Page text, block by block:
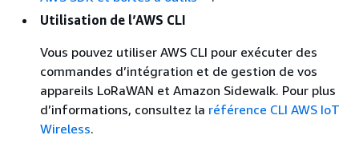
Utilisation de l’AWS CLI
Vous pouvez utiliser AWS CLI pour exécuter des
commandes d’intégration et de gestion de vos
appareils LoRaWAN et Amazon Sidewalk. Pour plus
d’informations, consultez la référence CLI AWS IoT
Wireless.